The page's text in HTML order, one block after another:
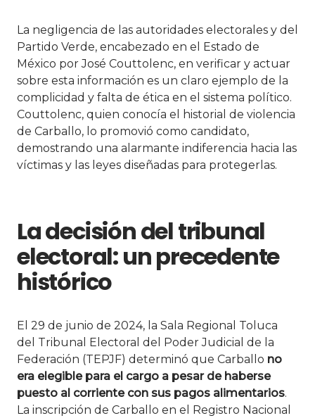
La negligencia de las autoridades electorales y del
Partido Verde, encabezado en el Estado de
México por José Couttolenc, en verificar y actuar
sobre esta información es un claro ejemplo de la
complicidad y falta de ética en el sistema político.
Couttolenc, quien conocía el historial de violencia
de Carballo, lo promovió como candidato,
demostrando una alarmante indiferencia hacia las
víctimas y las leyes diseñadas para protegerlas.
La decisión del tribunal
electoral: un precedente
histórico
El 29 de junio de 2024, la Sala Regional Toluca
del Tribunal Electoral del Poder Judicial de la
Federación (TEPJF) determinó que Carballo no
era elegible para el cargo a pesar de haberse
puesto al corriente con sus pagos alimentarios.
La inscripción de Carballo en el Registro Nacional